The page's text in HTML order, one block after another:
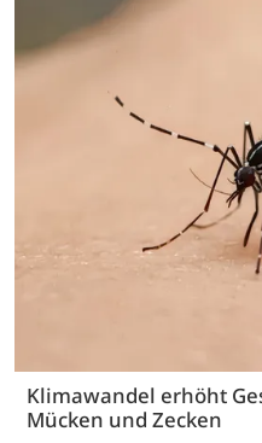
Klimawandel erhöht
Mücken und Zecken